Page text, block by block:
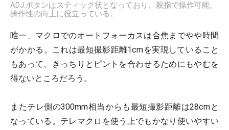
ADJ.ポタンはスティック状となっており、親指で操作可能。
操作性の向上に役立っている。
唯一、マクロでのオートフォーカスは合焦までやや時間
がかかる。これは最短撮影距離1cmを実現していること
もあって、きっちりとピントを合わせるためにもやむを
得ないところだろう。
またテレ側の300mm相当からも最短撮影距離は28cmと
なっている。テレマクロを使う上でもかなり使いやすい